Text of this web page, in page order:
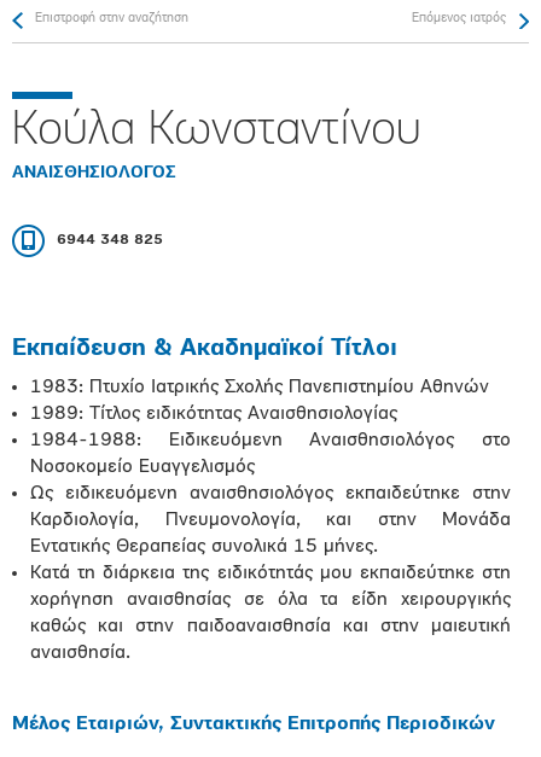
Επιστροφή στην αναζήτηση Επόμενος ιατρός
Κούλα Κωνσταντίνου
ΑΝΑΙΣΘΗΣΙΟΛΟΓΟΣ
6944 348 825
Εκπαίδευση & Ακαδημαϊκοί Τίτλοι
1983: Πτυχίο Ιατρικής Σχολής Πανεπιστημίου Αθηνών
1989: Τίτλος ειδικότητας Αναισθησιολογίας
1984-1988: Ειδικευόμενη Αναισθησιολόγος στο
Νοσοκομείο Ευαγγελισμός
Ως ειδικευόμενη αναισθησιολόγος εκπαιδεύτηκε στην
Καρδιολογία, Πνευμονολογία, και στην Μονάδα
Εντατικής Θεραπείας συνολικά 15 μήνες.
Κατά τη διάρκεια της ειδικότητάς μου εκπαιδεύτηκε στη
χορήγηση αναισθησίας σε όλα τα είδη χειρουργικής
καθώς και στην παιδοαναισθησία και στην μαιευτική
αναισθησία.
Μέλος Εταιριών, Συντακτικής Επιτροπής Περιοδικών